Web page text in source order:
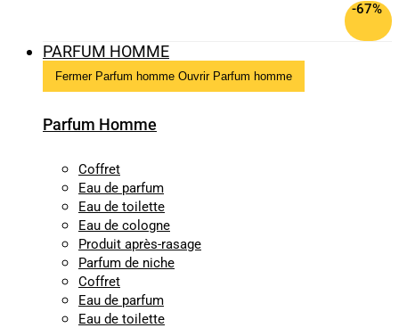
-67%
PARFUM HOMME
Fermer Parfum homme Ouvrir Parfum homme
Parfum Homme
Coffret
Eau de parfum
Eau de toilette
Eau de cologne
Produit après-rasage
Parfum de niche
Coffret
Eau de parfum
Eau de toilette